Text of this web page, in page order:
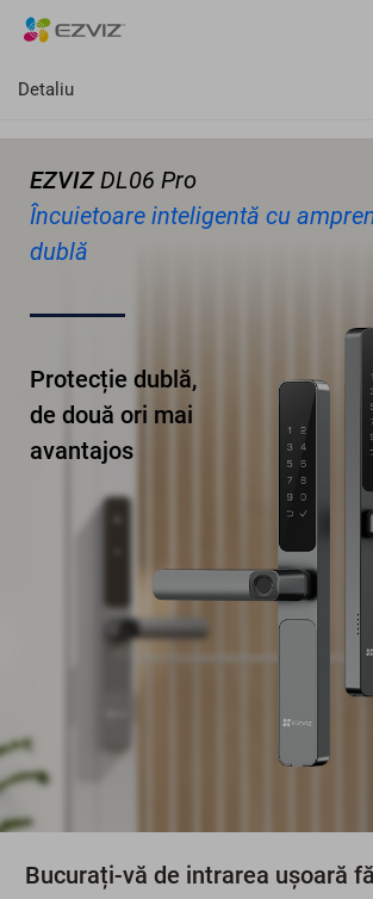
Detaliu
EZVIZDL06 Pro
Încuietoare inteligentă cu
dublă
Protecție dublă,
de două ori mai
avantajos
Bucurați-vă de intrarea ușoară